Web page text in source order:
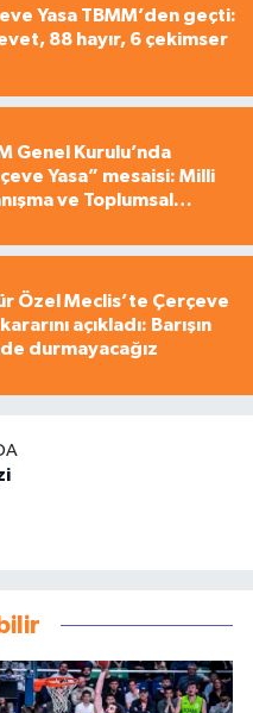
Yasa TBMM’den geçti:
88 hayır, 6 çekimser
Genel Kurulu’nda
Yasa” mesaisi: Milli
ve Toplumsal
Özel Meclis’te Çerçeve
açıkladı: Barışın
durmayacağız